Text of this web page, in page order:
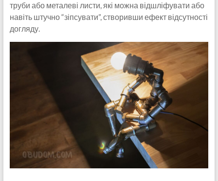
труби або металеві листи, які можна відшліфувати або
навіть штучно “зіпсувати”, створивши ефект відсутності
догляду.